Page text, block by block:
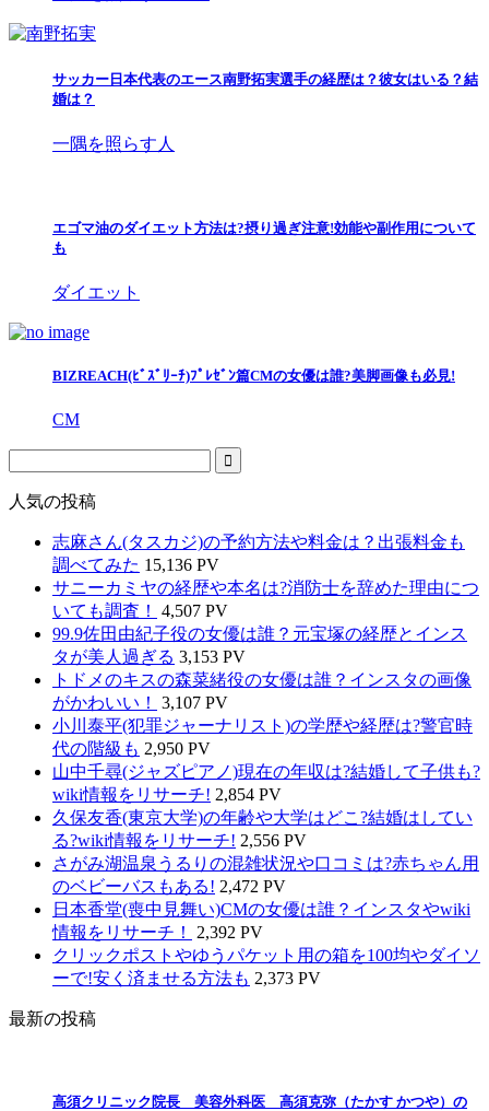
サッカー日本代表のエース南野拓実選手の経歴は？彼女はいる？結
婚は？
一隅を照らす人
エゴマ油のダイエット方法は?摂り過ぎ注意!効能や副作用について
も
ダイエット
BIZREACH(ﾋﾞｽﾞﾘｰﾁ)ﾌﾟﾚｾﾞﾝ篇CMの女優は誰?美脚画像も必見!
CM
人気の投稿
志麻さん(タスカジ)の予約方法や料金は？出張料金も
調べてみた 15,136 PV
サニーカミヤの経歴や本名は?消防士を辞めた理由につ
いても調査！
4,507 PV
99.9佐田由紀子役の女優は誰？元宝塚の経歴とインス
タが美人過ぎる 3,153 PV
トドメのキスの森菜緒役の女優は誰？インスタの画像
がかわいい！
3,107 PV
小川泰平(犯罪ジャーナリスト)の学歴や経歴は?警官時
代の階級も 2,950 PV
山中千尋(ジャズピアノ)現在の年収は?結婚して子供も?
wiki情報をリサーチ! 2,854 PV
久保友香(東京大学)の年齢や大学はどこ?結婚はしてい
る?wiki情報をリサーチ! 2,556 PV
さがみ湖温泉うるりの混雑状況や口コミは?赤ちゃん用
のベビーバスもある! 2,472 PV
日本香堂(喪中見舞い)CMの女優は誰？インスタやwiki
情報をリサーチ！
2,392 PV
クリックポストやゆうパケット用の箱を100均やダイソ
ーで!安く済ませる方法も 2,373 PV
最新の投稿
高須クリニック院長 美容外科医 高須克弥（たかす かつや）の